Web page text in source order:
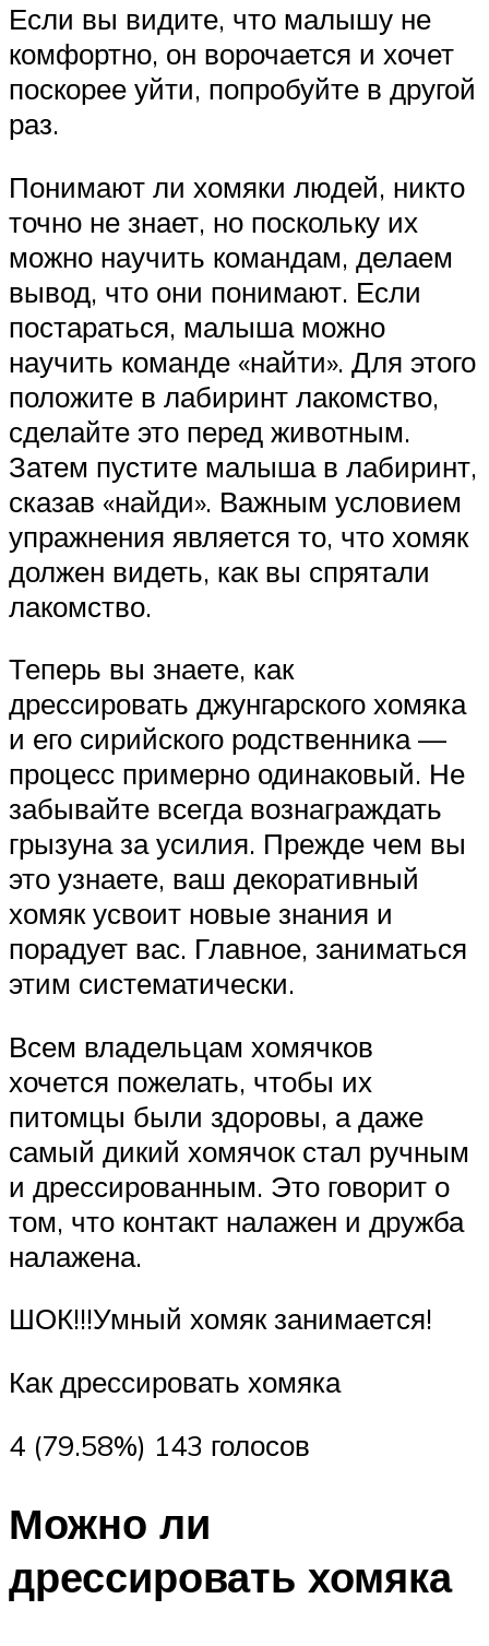
Если вы видите, что малышу не
комфортно, он ворочается и хочет
поскорее уйти, попробуйте в другой
раз.
Понимают ли хомяки людей, никто
точно не знает, но поскольку их
можно научить командам, делаем
вывод, что они понимают. Если
постараться, малыша можно
научить команде «найти». Для этого
положите в лабиринт лакомство,
сделайте это перед животным.
Затем пустите малыша в лабиринт,
сказав «найди». Важным условием
упражнения является то, что хомяк
должен видеть, как вы спрятали
лакомство.
Теперь вы знаете, как
дрессировать джунгарского хомяка
и его сирийского родственника —
процесс примерно одинаковый. Не
забывайте всегда вознаграждать
грызуна за усилия. Прежде чем вы
это узнаете, ваш декоративный
хомяк усвоит новые знания и
порадует вас. Главное, заниматься
этим систематически.
Всем владельцам хомячков
хочется пожелать, чтобы их
питомцы были здоровы, а даже
самый дикий хомячок стал ручным
и дрессированным. Это говорит о
том, что контакт налажен и дружба
налажена.
ШОК!!!Умный хомяк занимается!
Как дрессировать хомяка
4 (79.58%) 143 голосов
Можно ли
дрессировать хомяка